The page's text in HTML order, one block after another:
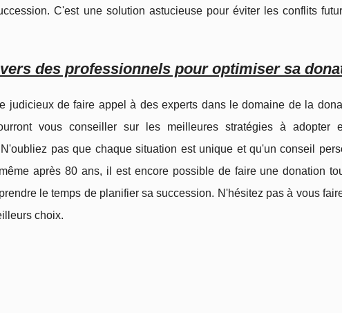
C'est une solution astucieuse pour éviter les conflits
des professionnels pour optimiser sa
judicieux de faire appel à des experts dans le domaine de la
vous conseiller sur les meilleures stratégies à adopter
pas que chaque situation est unique et qu'un conseil
après 80 ans, il est encore possible de faire une donation
le temps de planifier sa succession. N'hésitez pas à vous
choix.